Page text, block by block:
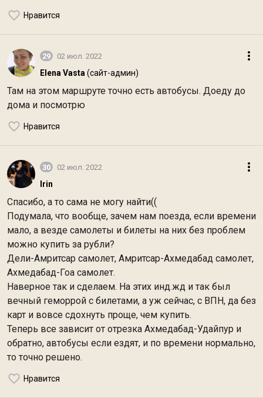
Нравится
29 02 июл. 2022
Elena Vasta (сайт-админ)
Там на этом маршруте точно есть автобусы. Доеду до
дома и посмотрю
Нравится
30 02 июл. 2022
Irin
Спасибо, а то сама не могу найти((
Подумала, что вообще, зачем нам поезда, если времени
мало, а везде самолеты и билеты на них без проблем
можно купить за рубли?
Дели-Амритсар самолет, Амритсар-Ахмедабад самолет,
Ахмедабад-Гоа самолет.
Наверное так и сделаем. На этих инд.жд и так был
вечный геморрой с билетами, а уж сейчас, с ВПН, да без
карт и вовсе сдохнуть проще, чем купить.
Теперь все зависит от отрезка Ахмедабад-Удайпур и
обратно, автобусы если ездят, и по времени нормально,
то точно решено.
Нравится